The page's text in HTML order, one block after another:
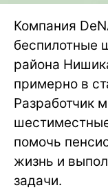
Компания
беспилотные
района
примерно в
Разработчик
помочь
жизнь и
задачи.